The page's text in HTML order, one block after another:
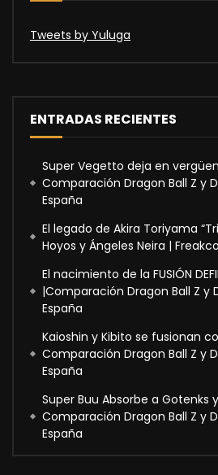
Tweets by Yuluga
ENTRADAS RECIENTES
Super Vegetto deja en
Comparación Dragon Ball Z y
España
El legado de Akira Toriyama
Hoyos y Ángeles Neira |
El nacimiento de la FUSIÓN
|Comparación Dragon Ball Z y
España
Kaioshin y Kibito se fusionan
Comparación Dragon Ball Z y
España
Super Buu Absorbe a Gotenks
Comparación Dragon Ball Z y
España